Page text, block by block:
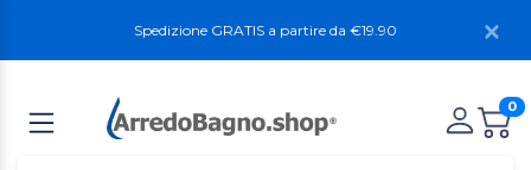
Spedizione GRATIS a partire da €19.90
0